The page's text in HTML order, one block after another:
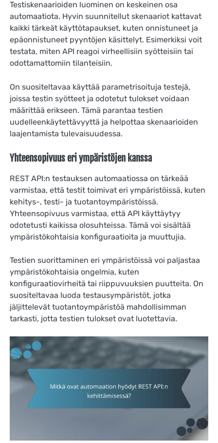
Testiskenaarioiden luominen on keskeinen osa
automaatiota. Hyvin suunnitellut skenaariot kattavat
kaikki tärkeät käyttötapaukset, kuten onnistuneet ja
epäonnistuneet pyyntöjen käsittelyt. Esimerkiksi voit
testata, miten API reagoi virheellisiin syötteisiin tai
odottamattomiin tilanteisiin.
On suositeltavaa käyttää parametrisoituja testejä,
joissa testin syötteet ja odotetut tulokset voidaan
määrittää erikseen. Tämä parantaa testien
uudelleenkäytettävyyttä ja helpottaa skenaarioiden
laajentamista tulevaisuudessa.
Yhteensopivuus eri ympäristöjen kanssa
REST API:n testauksen automaatiossa on tärkeää
varmistaa, että testit toimivat eri ympäristöissä, kuten
kehitys-, testi- ja tuotantoympäristöissä.
Yhteensopivuus varmistaa, että API käyttäytyy
odotetusti kaikissa olosuhteissa. Tämä voi sisältää
ympäristökohtaisia konfiguraatioita ja muuttujia.
Testien suorittaminen eri ympäristöissä voi paljastaa
ympäristökohtaisia ongelmia, kuten
konfiguraatiovirheitä tai riippuvuuksien puutteita. On
suositeltavaa luoda testausympäristöt, jotka
jäljittelevät tuotantoympäristöä mahdollisimman
tarkasti, jotta testien tulokset ovat luotettavia.